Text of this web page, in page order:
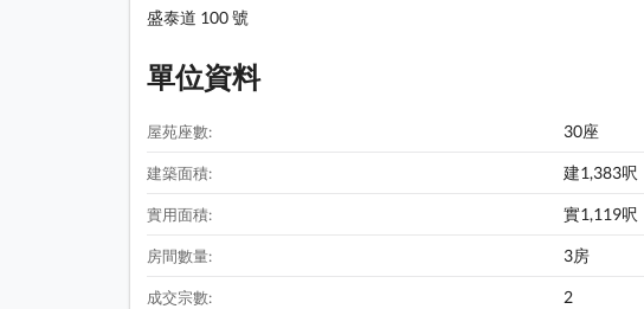
盛泰道 100 號
單位資料
屋苑座數: 30座
建築面積: 建1,383呎
實用面積: 實1,119呎
房間數量: 3房
成交宗數: 2